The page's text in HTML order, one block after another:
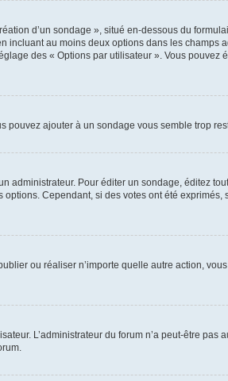
d’un sondage », situé en-dessous du
au moins deux options dans les
des « Options par utilisateur ». Vous
ajouter à un sondage vous semble trop
Pour éditer un sondage, éditez
Cependant, si des votes ont été
ou réaliser n’importe quelle autre action,
L’administrateur du forum n’a peut-être